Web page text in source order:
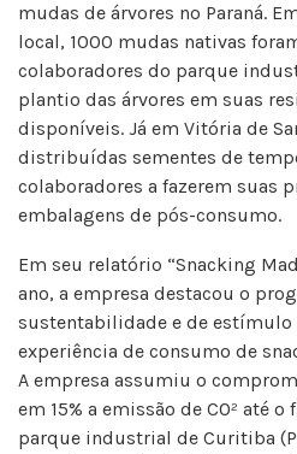
mudas de árvores no Paraná.
local, 1000 mudas nativas
colaboradores do parque
plantio das árvores em suas
disponíveis. Já em Vitória de
distribuídas sementes de
colaboradores a fazerem suas
embalagens de pós-consumo.
Em seu relatório “Snacking
ano, a empresa destacou o
sustentabilidade e de estímulo
experiência de consumo de
A empresa assumiu o
em 15% a emissão de CO² até
parque industrial de Curitiba